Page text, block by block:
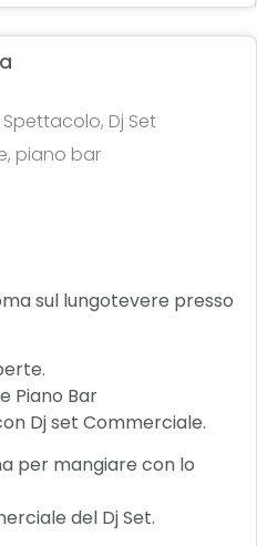
Dj Set
piano bar
sul lungotevere presso
Piano Bar
Dj set Commerciale.
per mangiare con lo
del Dj Set.